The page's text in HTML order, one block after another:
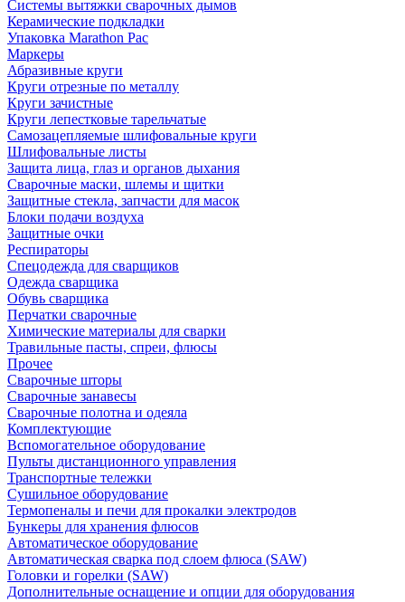
Системы вытяжки сварочных дымов
Керамические подкладки
Упаковка Marathon Pac
Маркеры
Абразивные круги
Круги отрезные по металлу
Круги зачистные
Круги лепестковые тарельчатые
Самозацепляемые шлифовальные круги
Шлифовальные листы
Защита лица, глаз и органов дыхания
Сварочные маски, шлемы и щитки
Защитные стекла, запчасти для масок
Блоки подачи воздуха
Защитные очки
Респираторы
Спецодежда для сварщиков
Одежда сварщика
Обувь сварщика
Перчатки сварочные
Химические материалы для сварки
Травильные пасты, спреи, флюсы
Прочее
Сварочные шторы
Сварочные занавесы
Сварочные полотна и одеяла
Комплектующие
Вспомогательное оборудование
Пульты дистанционного управления
Транспортные тележки
Сушильное оборудование
Термопеналы и печи для прокалки электродов
Бункеры для хранения флюсов
Автоматическое оборудование
Автоматическая сварка под слоем флюса (SAW)
Головки и горелки (SAW)
Дополнительные оснащение и опции для оборудования